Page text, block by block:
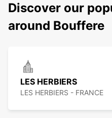
Discover our
around Bouffere
LES HERBIERS
LES HERBIERS - FRANCE